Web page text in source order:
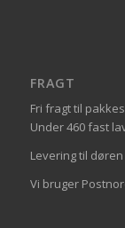
FRAGT
Fri fragt til
Under 460 fast
Levering til
Vi bruger